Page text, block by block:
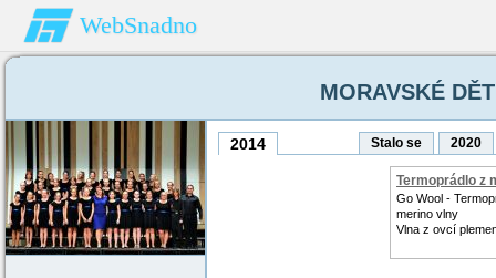
WebSnadno
MORAVSKÉ
2014 2020
Stalo se
Termoprádlo z
vlny
Go Wool -
merino vlny
Vlna z ovcí